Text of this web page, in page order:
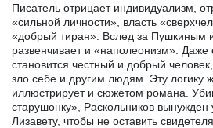
Писатель отрицает индивидуализм,
«сильной личности», власть
«добрый тиран». Вслед за Пушкиным
развенчивает и «наполеонизм». Даже
становится честный и добрый
зло себе и другим людям. Эту логику
иллюстрирует и сюжетом романа.
старушонку», Раскольников вынужден
Лизавету, чтобы не оставить